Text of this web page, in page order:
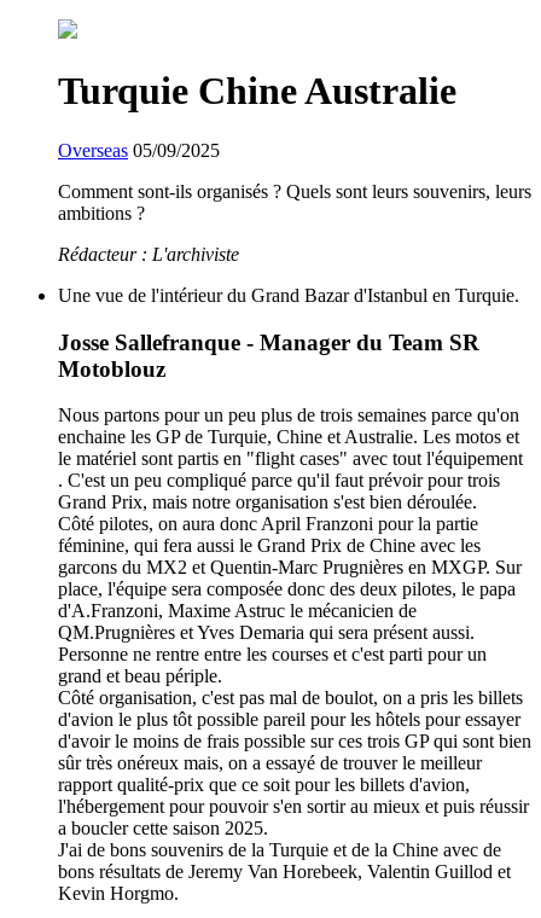
Turquie Chine Australie
Overseas 05/09/2025
Comment sont-ils organisés ? Quels sont leurs souvenirs, leurs
ambitions ?
Rédacteur : L'archiviste
Une vue de l'intérieur du Grand Bazar d'Istanbul en Turquie.
Josse Sallefranque - Manager du Team SR
Motoblouz
Nous partons pour un peu plus de trois semaines parce qu'on
enchaine les GP de Turquie, Chine et Australie. Les motos et
le matériel sont partis en "flight cases" avec tout l'équipement
. C'est un peu compliqué parce qu'il faut prévoir pour trois
Grand Prix, mais notre organisation s'est bien déroulée.
Côté pilotes, on aura donc April Franzoni pour la partie
féminine, qui fera aussi le Grand Prix de Chine avec les
garcons du MX2 et Quentin-Marc Prugnières en MXGP. Sur
place, l'équipe sera composée donc des deux pilotes, le papa
d'A.Franzoni, Maxime Astruc le mécanicien de
QM.Prugnières et Yves Demaria qui sera présent aussi.
Personne ne rentre entre les courses et c'est parti pour un
grand et beau périple.
Côté organisation, c'est pas mal de boulot, on a pris les billets
d'avion le plus tôt possible pareil pour les hôtels pour essayer
d'avoir le moins de frais possible sur ces trois GP qui sont bien
sûr très onéreux mais, on a essayé de trouver le meilleur
rapport qualité-prix que ce soit pour les billets d'avion,
l'hébergement pour pouvoir s'en sortir au mieux et puis réussir
a boucler cette saison 2025.
J'ai de bons souvenirs de la Turquie et de la Chine avec de
bons résultats de Jeremy Van Horebeek, Valentin Guillod et
Kevin Horgmo.